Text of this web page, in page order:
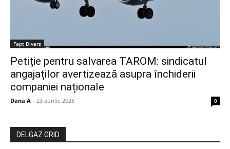
Fapt Divers
Petiție pentru salvarea TAROM: sindicatul
angajaților avertizează asupra închiderii
companiei naționale
Dana A - 23 aprilie 2026 0
DELGAZ GRID